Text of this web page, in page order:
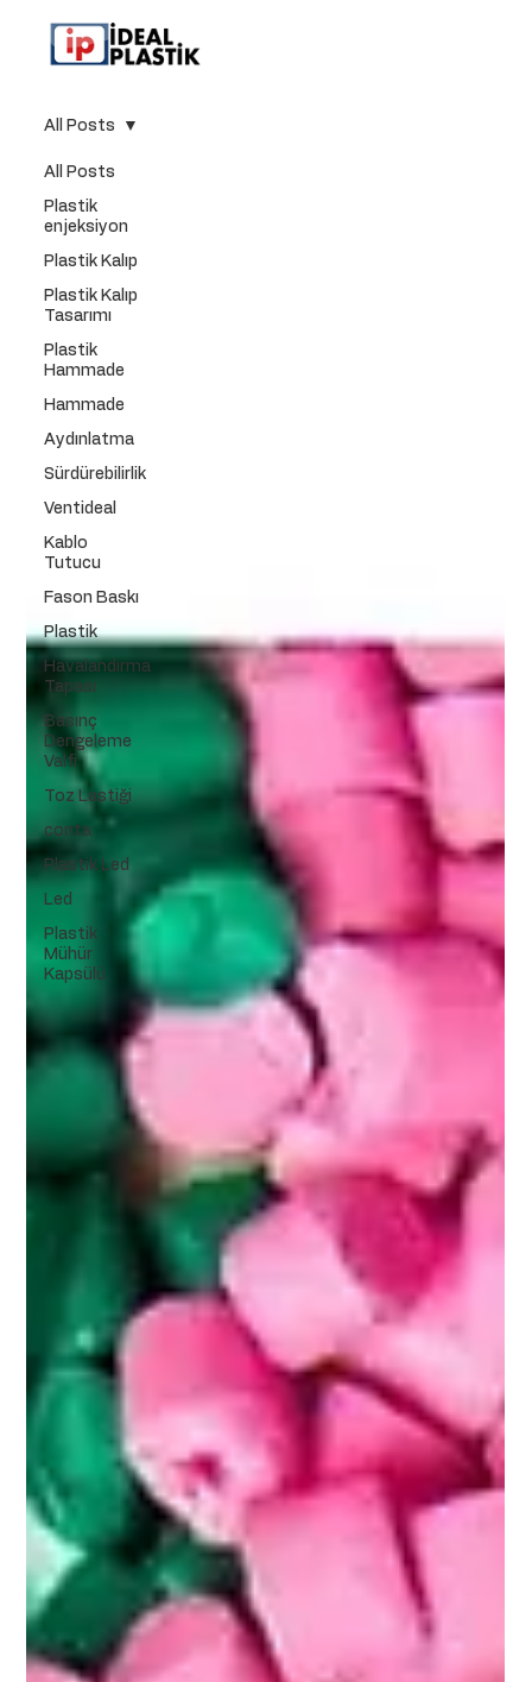
All Posts
Plastik
enjeksiyon
Plastik Kalıp
Plastik Kalıp
Tasarımı
Plastik
Hammade
Hammade
Aydınlatma
Sürdürebilirlik
Ventideal
Kablo
Tutucu
Fason Baskı
Plastik
Havalandırma
Tapası
Basınç
Dengeleme
Valfi
Toz Lastiği
conta
Plastik Led
Led
Plastik
Mühür
Kapsülü
All Posts